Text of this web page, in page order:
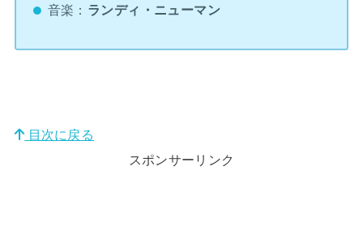
音楽： ランディ・ニューマン
目次に戻る
スポンサーリンク